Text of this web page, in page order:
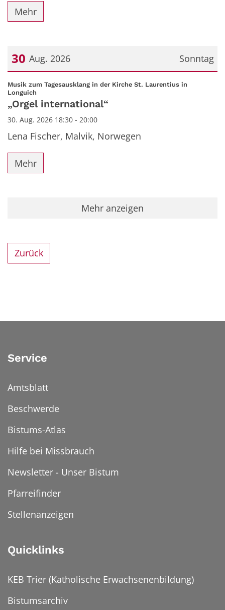
Mehr
Sonntag
30 Aug. 2026
Datum: 30. August 2026
Musik zum Tagesausklang in der Kirche St. Laurentius in
Longuich
„Orgel international“
30. Aug. 2026 18:30 - 20:00
Lena Fischer, Malvik, Norwegen
Mehr
Mehr anzeigen
Zurück
Service
Amtsblatt
Beschwerde
Bistums-Atlas
Hilfe bei Missbrauch
Newsletter - Unser Bistum
Pfarreifinder
Stellenanzeigen
Quicklinks
KEB Trier (Katholische Erwachsenenbildung)
Bistumsarchiv